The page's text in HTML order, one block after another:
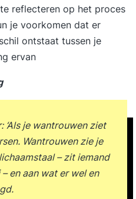
reflecteren op het proces
je voorkomen dat er
ontstaat tussen je
ervan
je wantrouwen ziet
Wantrouwen zie je
– zit iemand
en aan wat er wel en